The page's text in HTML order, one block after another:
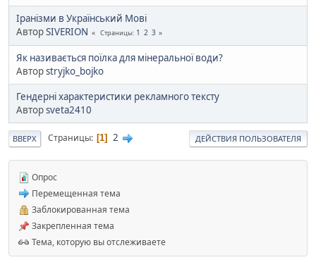
Іранізми в Український Мові
АвторSIVERION Страницы 1 2 3
Як називається поїлка для мінеральної води?
Авторstryjko_bojko
Гендерні характеристики рекламного тексту
Авторsveta2410
ВВЕРХ Страницы 1 2 ДЕЙСТВИЯ ПОЛЬЗОВАТЕЛЯ
Опрос
Перемещенная тема
Заблокированная тема
Закрепленная тема
Тема, которую вы отслеживаете